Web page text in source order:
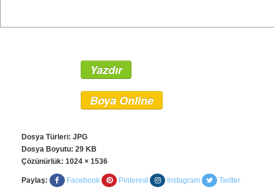
Yazdır
Boya Online
Dosya Türleri: JPG
Dosya Boyutu: 29 KB
Çözünürlük: 1024 × 1536
Paylaş: Facebook Pinterest Instagram Twitter